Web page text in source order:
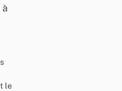
à
le